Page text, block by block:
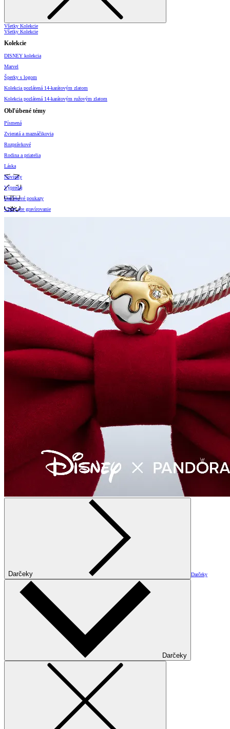
Všetky Kolekcie
Všetky Kolekcie
Kolekcie
DISNEY kolekcia
Marvel
Šperky s logom
Kolekcia pozlátená 14-karátovým zlatom
Kolekcia pozlátená 14-karátovým ružovým zlatom
Obľúbené témy
Písmená
Zvieratá a maznáčikovia
Rozprávkové
Rodina a priatelia
Láska
Novinky
Výpredaj
Darčekové poukazy
Vzory pre gravírovanie
Darčeky Darčeky
Darčeky